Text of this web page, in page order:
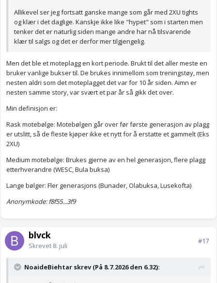
Allikevel ser jeg fortsatt ganske mange som går med 2XU tights
og klær i det daglige. Kanskje ikke like "hypet" som i starten men
tenker det er naturlig siden mange andre har nå tilsvarende
klær til salgs og det er derfor mer tilgjengelig.
Men det ble et moteplagg en kort periode. Brukt til det aller meste en
bruker vanlige bukser til. De brukes innimellom som treningstøy, men
nesten aldri som det moteplagget det var for 10 år siden. Aimn er
nesten samme story, var svært et par år så gikk det over.
Min definisjon er:
Rask motebølge: Motebølgen går over før første generasjon av plagg
er utslitt, så de fleste kjøper ikke et nytt for å erstatte et gammelt (Eks
2XU)
Medium motebølge: Brukes gjerne av en hel generasjon, flere plagg
etterhverandre (WESC, Bula buksa)
Lange bølger: Fler generasjons (Bunader, Olabuksa, Lusekofta)
Anonymkode: f8f55...3f9
blvck
Skrevet 8. juli
#17
NoaideBiehtar skrev (På 8.7.2026 den 6.32):